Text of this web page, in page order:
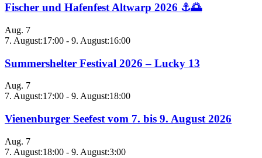
Fischer und Hafenfest Altwarp 2026 ⚓🌅
Aug. 7
7. August:17:00 - 9. August:16:00
Summershelter Festival 2026 – Lucky 13
Aug. 7
7. August:17:00 - 9. August:18:00
Vienenburger Seefest vom 7. bis 9. August 2026
Aug. 7
7. August:18:00 - 9. August:3:00